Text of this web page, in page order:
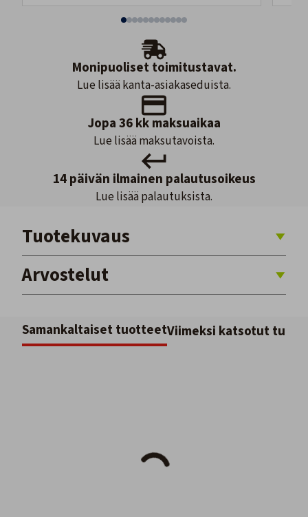
Monipuoliset toimitustavat.
Lue lisää kanta-asiakaseduista.
Jopa 36 kk maksuaikaa
Lue lisää maksutavoista.
14 päivän ilmainen palautusoikeus
Lue lisää palautuksista.
Tuotekuvaus
Arvostelut
Samankaltaiset tuotteetViimeksi katsotut